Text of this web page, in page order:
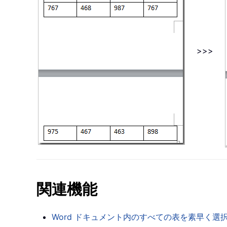
>>>
関連機能
Word ドキュメント内のすべての表を素早く選